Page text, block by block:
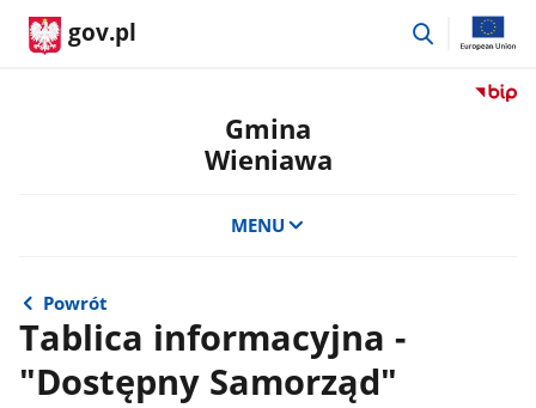
gov.pl
przejdź
Przejdź
Gmina
Wieniawa
MENU
Powrót
Tablica informacyjna -
"Dostępny Samorząd"